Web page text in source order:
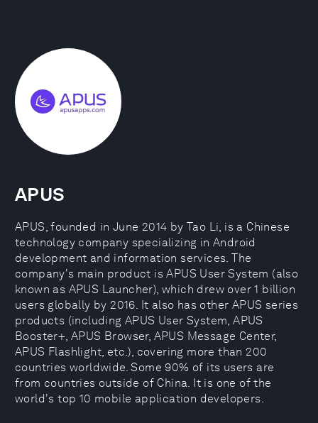
APUS
APUS, founded in June 2014 by Tao Li, is a Chinese
technology company specializing in Android
development and information services. The
company's main product is APUS User System (also
known as APUS Launcher), which drew over 1 billion
users globally by 2016. It also has other APUS series
products (including APUS User System, APUS
Booster+, APUS Browser, APUS Message Center,
APUS Flashlight, etc.), covering more than 200
countries worldwide. Some 90% of its users are
from countries outside of China. It is one of the
world's top 10 mobile application developers.